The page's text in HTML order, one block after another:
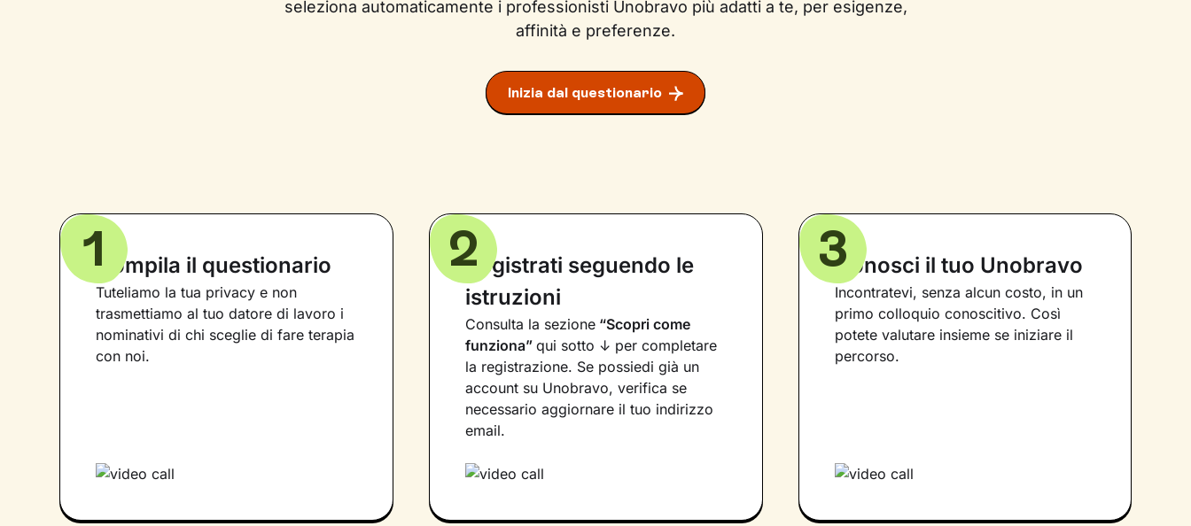
seleziona automaticamente i professionisti Unobravo più adatti a te, per esigenze,
affinità e preferenze.
Inizia dal questionario
Compila il questionario
Tuteliamo la tua privacy e non
trasmettiamo al tuo datore di lavoro i
nominativi di chi sceglie di fare terapia
con noi.
1
Registrati seguendo le
istruzioni
Consulta la sezione“Scopri come
funziona” qui sotto ↓ per completare
la registrazione. Se possiedi già un
account su Unobravo, verifica se
necessario aggiornare il tuo indirizzo
email.
2 Conosci il tuo Unobravo
Incontratevi, senza alcun costo, in un
primo colloquio conoscitivo. Così
potete valutare insieme se iniziare il
percorso.
3